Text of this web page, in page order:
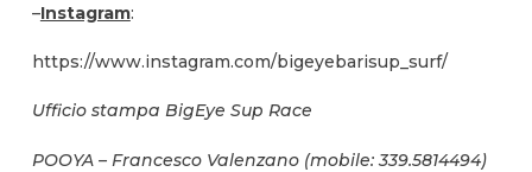
–Instagram:
https://www.instagram.com/bigeyebarisup_surf/
Ufficio stampa BigEye Sup Race
POOYA – Francesco Valenzano (mobile: 339.5814494)